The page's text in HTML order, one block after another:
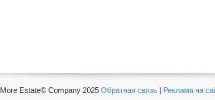
More Estate© Company 2025 Обратная связь | Реклама на